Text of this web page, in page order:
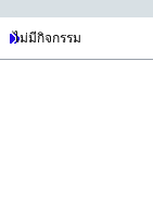
ไม่มีกิจกรรม